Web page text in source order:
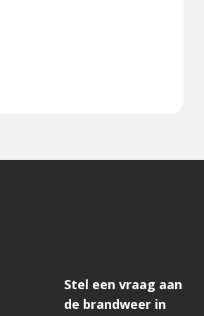
Stel een vraag aan
de brandweer in